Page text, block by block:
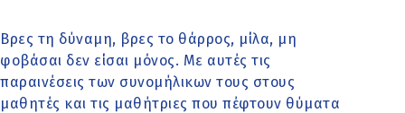
Βρες τη δύναμη, βρες το θάρρος, μίλα, μη
φοβάσαι δεν είσαι μόνος. Με αυτές τις
παραινέσεις των συνομήλικων τους στους
μαθητές και τις μαθήτριες που πέφτουν θύματα